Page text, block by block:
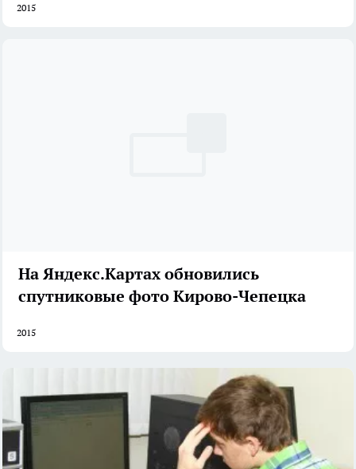
2015
На Яндекс.Картах обновились
спутниковые фото Кирово-Чепецка
2015